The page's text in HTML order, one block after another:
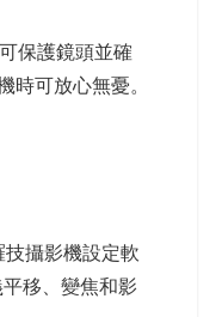
保護鏡頭並確
可放心無憂。
攝影機設定軟
移、變焦和影